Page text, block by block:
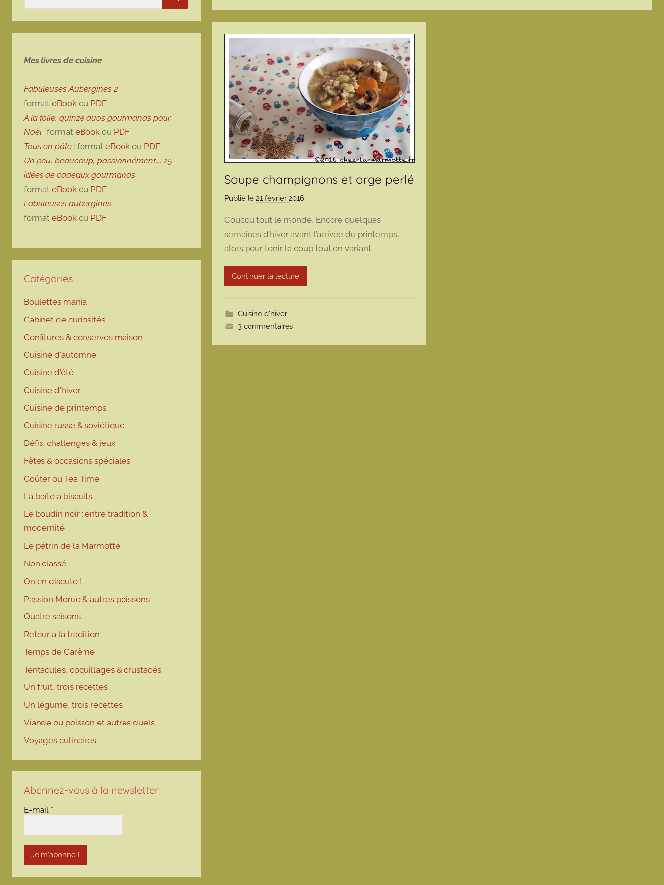
Soupe champignons et orge perlé
Publié le 21 février 2016p
r
m
a
o
Coucou tout le monde, Encore quelques
semaines d’hiver avant l’arrivée du printemps,
alors pour tenir le coup tout en variant
Continuer la lecture
Cuisine d'hiver
3 commentaires
Rechercher
Mes livres de cuisine
Fabuleuses Aubergines 2 :
format eBook ou PDF
À la folie, quinze duos gourmands pour
Noël : format eBook ou PDF
Tous en pâte : format eBook ou PDF
Un peu, beaucoup, passionnément…, 25
idées de cadeaux gourmands :
format eBook ou PDF
Fabuleuses aubergines :
format eBook ou PDF
Catégories
Boulettes mania
Cabinet de curiosités
Confitures & conserves maison
Cuisine d'automne
Cuisine d'été
Cuisine d'hiver
Cuisine de printemps
Cuisine russe & soviétique
Défis, challenges & jeux
Fêtes & occasions spéciales
Goûter ou Tea Time
La boîte à biscuits
Le boudin noir : entre tradition &
modernité
Le pétrin de la Marmotte
Non classé
On en discute !
Passion Morue & autres poissons
Quatre saisons
Retour à la tradition
Temps de Carême
Tentacules, coquillages & crustacés
Un fruit, trois recettes
Un légume, trois recettes
Viande ou poisson et autres duels
Voyages culinaires
Abonnez-vous à la newsletter
E-mail *